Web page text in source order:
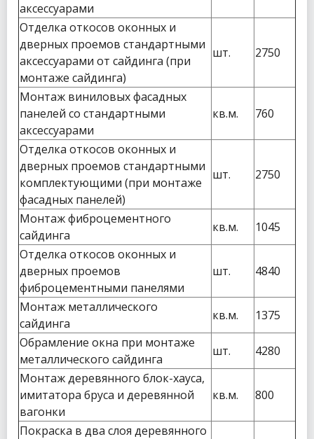
аксессуарами
Отделка откосов оконных и
дверных проемов стандартными
аксессуарами от сайдинга (при
монтаже сайдинга)
шт. 2750
Монтаж виниловых фасадных
панелей со стандартными
аксессуарами
кв.м. 760
Отделка откосов оконных и
дверных проемов стандартными
комплектующими (при монтаже
фасадных панелей)
шт. 2750
Монтаж фиброцементного
сайдинга
кв.м.
1045
Отделка откосов оконных и
дверных проемов
фиброцементными панелями
шт. 4840
Монтаж металлического
сайдинга
кв.м.
1375
Обрамление окна при монтаже
металлического сайдинга
шт.
4280
Монтаж деревянного блок-хауса,
имитатора бруса и деревянной
вагонки
кв.м. 800
Покраска в два слоя деревянного